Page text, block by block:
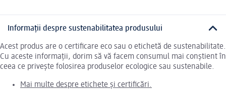
Informații despre sustenabilitatea produsului
Acest produs are o certificare eco sau o etichetă de sustenabilitate.
Cu aceste informații, dorim să vă facem consumul mai conștient în
ceea ce privește folosirea produselor ecologice sau sustenabile.
Mai multe despre etichete și certificări.